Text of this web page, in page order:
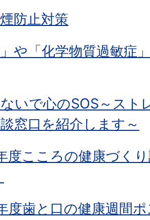
防止対策
」や「化学物質過敏症
いで心のSOS～スト
窓口を紹介します～
度こころの健康づく
度歯と口の健康週間